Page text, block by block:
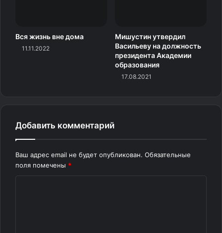
Архетип «Игрушка-
Возрождение во Вкусах
Мироздания
В взгляде на игрушечный гамбургер скрывается
Вся жизнь вне дома
11.11.2022
Мишустин утвердил
Васильеву на должность
президента Академии
образования
17.08.2021
Добавить комментарий
Ваш адрес email не будет опубликован. Обязательные
поля помечены *